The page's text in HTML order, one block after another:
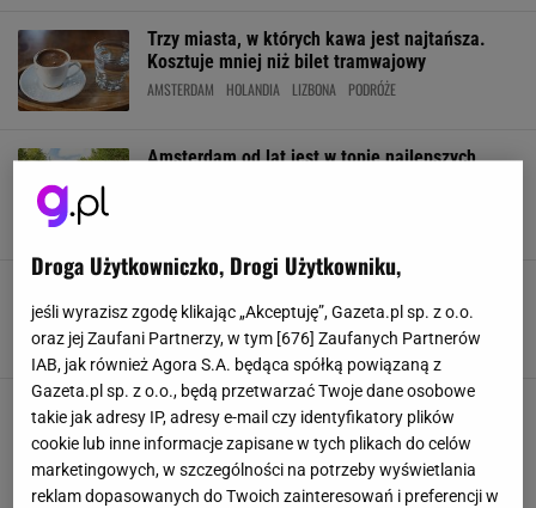
Trzy miasta, w których kawa jest najtańsza.
Kosztuje mniej niż bilet tramwajowy
AMSTERDAM HOLANDIA LIZBONA PODRÓŻE
Amsterdam od lat jest w topie najlepszych
Ponad 11 tysięcy za miesiąc. Szukają
pracowników na już
HOLANDIA PIENIĄDZE PRACA WYNAGRODZENIE
Do jakich miejsc podróżowano 100 lat temu?
Wenecja bez tłumów i niezmiennie droga
Norwegia [GALERIA]
AFRYKA GALERIA ZDJĘĆ HOLANDIA SZWAJCARIA
Droga Użytkowniczko, Drogi Użytkowniku,
jeśli wyrazisz zgodę klikając „Akceptuję”, Gazeta.pl sp. z o.o.
oraz jej Zaufani Partnerzy, w tym [ 676 ] Zaufanych Partnerów
IAB, jak również Agora S.A. będąca spółką powiązaną z
Gazeta.pl sp. z o.o., będą przetwarzać Twoje dane osobowe
takie jak adresy IP, adresy e-mail czy identyfikatory plików
cookie lub inne informacje zapisane w tych plikach do celów
marketingowych, w szczególności na potrzeby wyświetlania
reklam dopasowanych do Twoich zainteresowań i preferencji w